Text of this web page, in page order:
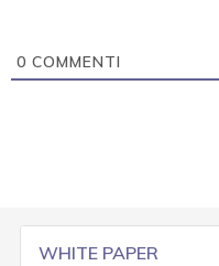
0 COMMENTI
WHITE PAPER